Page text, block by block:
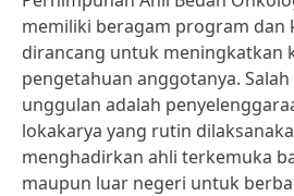
memiliki beragam program dan
dirancang untuk meningkatkan
pengetahuan anggotanya.
unggulan adalah
lokakarya yang rutin
menghadirkan ahli terkemuka
maupun luar negeri untuk